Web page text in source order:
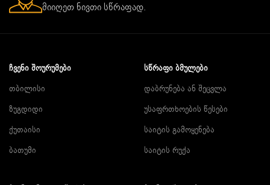
მიიღეთ ნივთი სწრაფად.
ᲩᲕᲔᲜᲘ ᲨᲝᲣᲠᲣᲛᲔᲑᲘ
თბილისი
ზუგდიდი
ქუთაისი
ბათუმი
ᲡᲬᲠᲐᲤᲘ ᲑᲛᲣᲚᲔᲑᲘ
დაბრუნება ან შეცვლა
უსაფრთხოების წესები
საიტის გამოყენება
საიტის რუქა